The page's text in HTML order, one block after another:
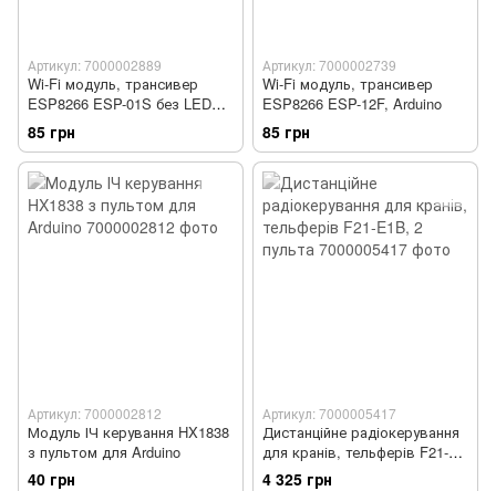
Артикул: 7000002889
Wi-Fi модуль, трансивер
ESP8266 ESP-01S без LED
індикатора живлення
85 грн
Артикул: 7000002739
Wi-Fi модуль, трансивер
ESP8266 ESP-12F, Arduino
85 грн
Артикул: 7000002812
Модуль ІЧ керування HX1838
з пультом для Arduino
40 грн
Артикул: 7000005417
Дистанційне радіокерування
для кранів, тельферів F21-
E1B, 2 пульта
4 325 грн